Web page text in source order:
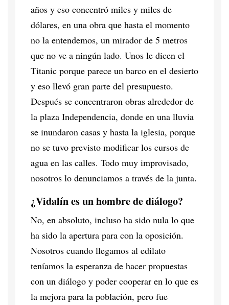
años y eso concentró miles y miles de
dólares, en una obra que hasta el momento
no la entendemos, un mirador de 5 metros
que no ve a ningún lado. Unos le dicen el
Titanic porque parece un barco en el desierto
y eso llevó gran parte del presupuesto.
Después se concentraron obras alrededor de
la plaza Independencia, donde en una lluvia
se inundaron casas y hasta la iglesia, porque
no se tuvo previsto modificar los cursos de
agua en las calles. Todo muy improvisado,
nosotros lo denunciamos a través de la junta.
¿Vidalín es un hombre de diálogo?
No, en absoluto, incluso ha sido nula lo que
ha sido la apertura para con la oposición.
Nosotros cuando llegamos al edilato
teníamos la esperanza de hacer propuestas
con un diálogo y poder cooperar en lo que es
la mejora para la población, pero fue